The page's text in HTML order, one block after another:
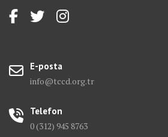
E-posta
info@tccd.org.tr
Telefon
0 (312) 945 8763